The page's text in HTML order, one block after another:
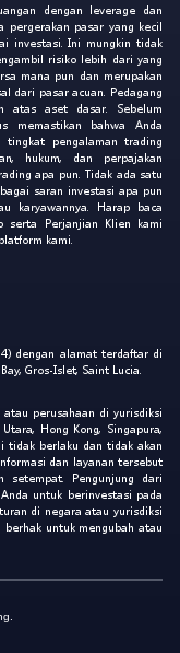
dengan leverage dan
pergerakan pasar yang kecil
investasi. Ini mungkin tidak
risiko lebih dari yang
mana pun dan merupakan
dari pasar acuan. Pedagang
atas aset dasar. Sebelum
memastikan bahwa Anda
tingkat pengalaman trading
hukum, dan perpajakan
apa pun. Tidak ada satu
saran investasi apa pun
karyawannya. Harap baca
serta Perjanjian Klien kami
kami.
dengan alamat terdaftar di
Gros-Islet, Saint Lucia.
perusahaan di yurisdiksi
Hong Kong, Singapura,
tidak berlaku dan tidak akan
dan layanan tersebut
setempat. Pengunjung dari
untuk berinvestasi pada
di negara atau yurisdiksi
untuk mengubah atau